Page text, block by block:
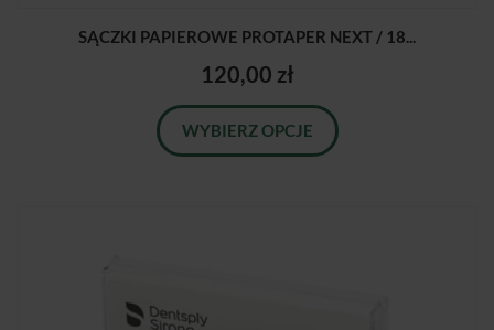
SĄCZKI PAPIEROWE PROTAPER NEXT / 18...
120,00 zł
WYBIERZ OPCJE